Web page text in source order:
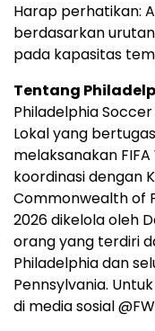
Harap perhatikan:
berdasarkan
pada kapasitas
Tentang
Philadelphia
Lokal yang
melaksanakan
koordinasi dengan
Commonwealth of
2026 dikelola oleh
orang yang terdiri
Philadelphia dan
Pennsylvania.
di media sosial